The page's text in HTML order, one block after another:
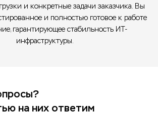
и конкретные задачи заказчика. Вы
и полностью готовое к работе
гарантирующее стабильность ИТ-
инфраструктуры.
на них ответим